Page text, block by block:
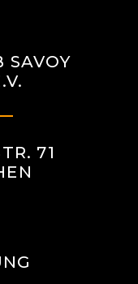
SAVOY
71